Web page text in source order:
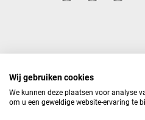
Wij gebruiken cookies
We kunnen deze plaatsen voor analyse
om u een geweldige website-ervaring te